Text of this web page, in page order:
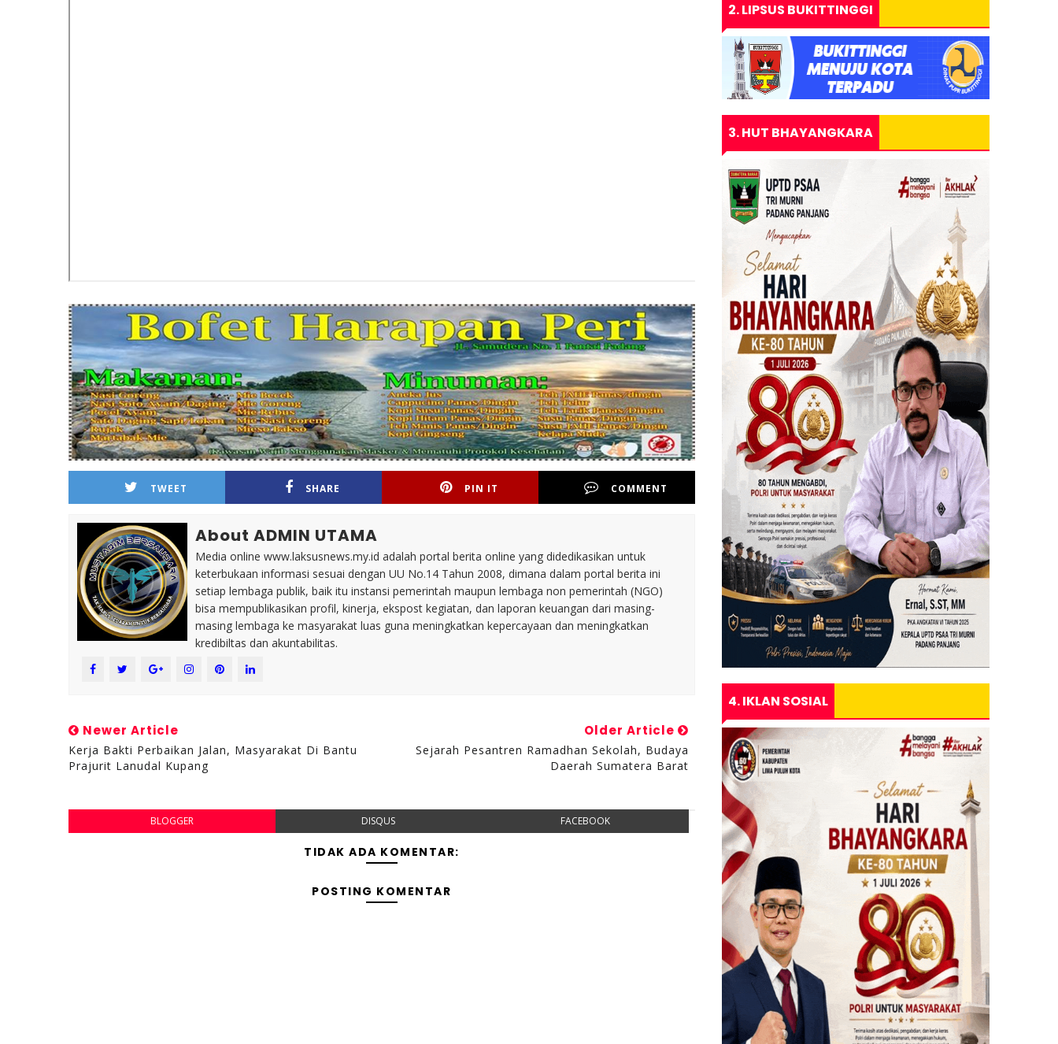
TWEET SHARE PIN IT COMMENT
About ADMIN UTAMA
Media online www.laksusnews.my.id adalah portal berita online yang didedikasikan untuk
keterbukaan informasi sesuai dengan UU No.14 Tahun 2008, dimana dalam portal berita ini
setiap lembaga publik, baik itu instansi pemerintah maupun lembaga non pemerintah (NGO)
bisa mempublikasikan profil, kinerja, ekspost kegiatan, dan laporan keuangan dari masing-
masing lembaga ke masyarakat luas guna meningkatkan kepercayaan dan meningkatkan
kredibiltas dan akuntabilitas.
Newer Article
Kerja Bakti Perbaikan Jalan, Masyarakat Di Bantu
Prajurit Lanudal Kupang
Older Article
Sejarah Pesantren Ramadhan Sekolah, Budaya
Daerah Sumatera Barat
BLOGGER DISQUS FACEBOOK
TIDAK ADA KOMENTAR:
POSTING KOMENTAR
2. LIPSUS BUKITTINGGI
3. HUT BHAYANGKARA
4. IKLAN SOSIAL